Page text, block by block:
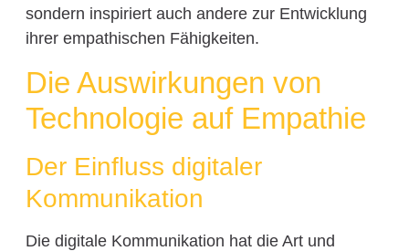
sondern inspiriert auch andere zur Entwicklung
ihrer empathischen Fähigkeiten.
Die Auswirkungen von
Technologie auf Empathie
Der Einfluss digitaler
Kommunikation
Die digitale Kommunikation hat die Art und